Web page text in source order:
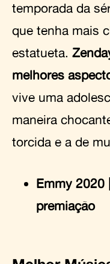
temporada da
que tenha mais
estatueta.
melhores
vive uma
maneira
torcida e a de
Emmy 2020
premiação